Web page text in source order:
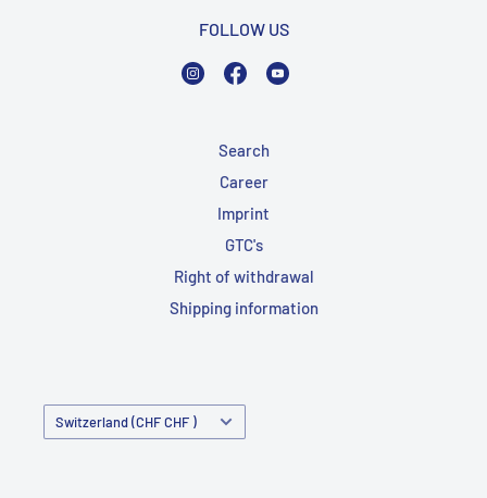
FOLLOW US
InstagramFacebook
Search
Career
Imprint
GTC's
Right of withdrawal
Shipping information
Country/Region Switzerland (CHF CHF )